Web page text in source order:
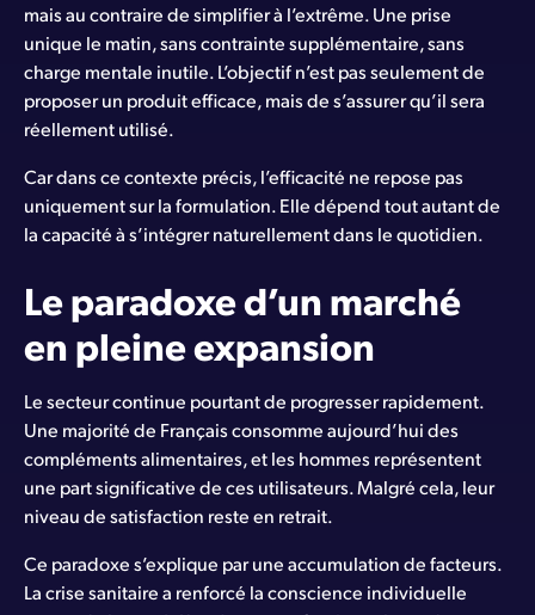
mais au contraire de simplifier à l’extrême. Une prise
unique le matin, sans contrainte supplémentaire, sans
charge mentale inutile. L’objectif n’est pas seulement de
proposer un produit efficace, mais de s’assurer qu’il sera
réellement utilisé.
Car dans ce contexte précis, l’efficacité ne repose pas
uniquement sur la formulation. Elle dépend tout autant de
la capacité à s’intégrer naturellement dans le quotidien.
Le paradoxe d’un marché
en pleine expansion
Le secteur continue pourtant de progresser rapidement.
Une majorité de Français consomme aujourd’hui des
compléments alimentaires, et les hommes représentent
une part significative de ces utilisateurs. Malgré cela, leur
niveau de satisfaction reste en retrait.
Ce paradoxe s’explique par une accumulation de facteurs.
La crise sanitaire a renforcé la conscience individuelle